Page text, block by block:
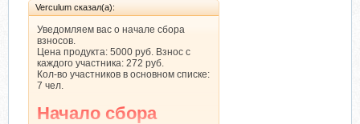
Verculum сказал(а):
Уведомляем вас о начале сбора
взносов.
Цена продукта: 5000 руб. Взнос с
каждого участника: 272 руб.
Кол-во участников в основном списке:
7 чел.
Начало сбора